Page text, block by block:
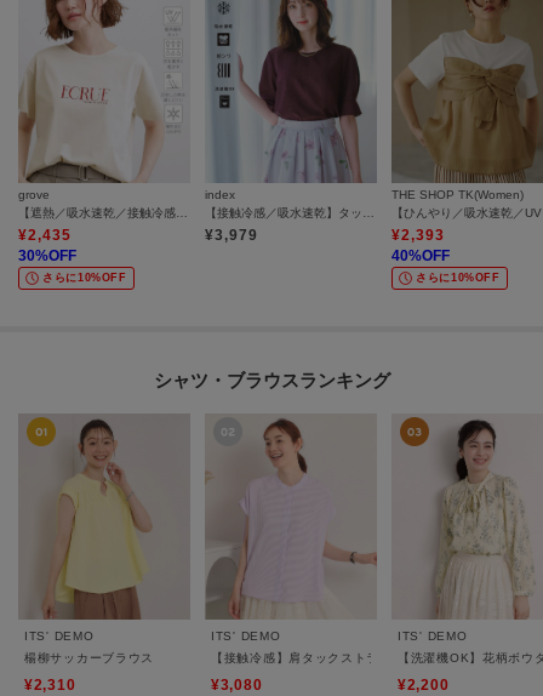
grove
¥2,435
30%OFF
さらに10%OFF
index
¥3,979
THE SHOP TK(Women)
¥2,393
40%OFF
さらに10%OFF
シャツ・ブラウスランキング
ITS' DEMO
楊柳サッカーブラウス
¥2,310
ITS' DEMO
【接触冷感】肩タックストライプブラウス
¥3,080
ITS' DEMO
【洗濯機OK】花柄ボウ
¥2,200